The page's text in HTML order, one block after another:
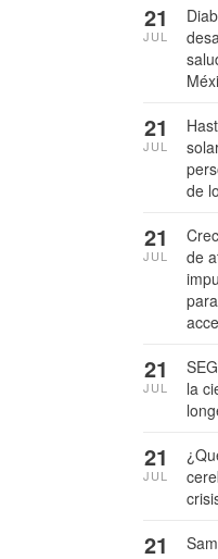
21
JUL
de
21
JUL
de
21
JUL
la
21
JUL
21
JUL
21